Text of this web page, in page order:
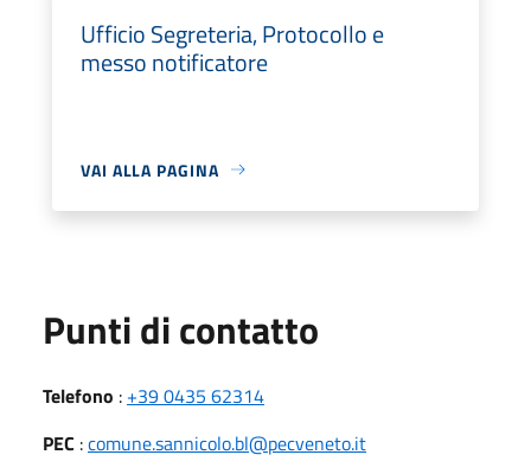
Ufficio Segreteria, Protocollo e
messo notificatore
VAI ALLA PAGINA
Punti di contatto
Telefono : +39 0435 62314
PEC :comune.sannicolo.bl@pecveneto.it